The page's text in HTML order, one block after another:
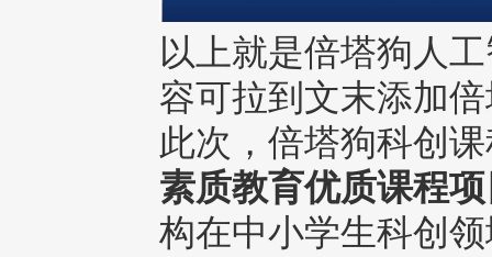
以上就是倍塔狗人
容可拉到文末添加
此次，倍塔狗科创
素质教育优质课程
构在中小学生科创